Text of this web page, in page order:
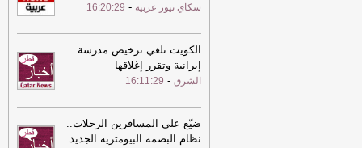
سكاي نيوز عربية -
16:20:29
الكويت تلغي ترخيص مدرسة
إيرانية وتقرر إغلاقها
الشرق -
16:11:29
ضيّع على المسافرين الرحلات..
نظام البصمة البيومترية الجديد